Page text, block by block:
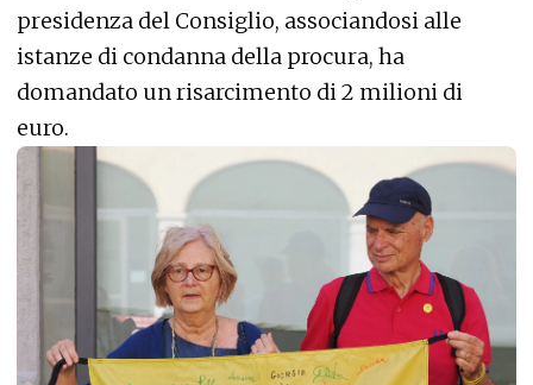
presidenza del Consiglio, associandosi alle
istanze di condanna della procura, ha
domandato un risarcimento di 2 milioni di
euro.